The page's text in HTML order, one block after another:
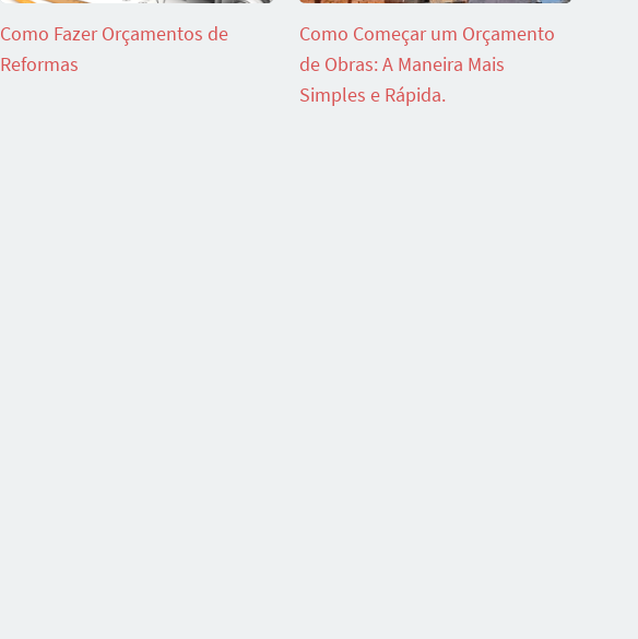
Como Fazer Orçamentos de
Reformas
Como Começar um Orçamento
de Obras: A Maneira Mais
Simples e Rápida.